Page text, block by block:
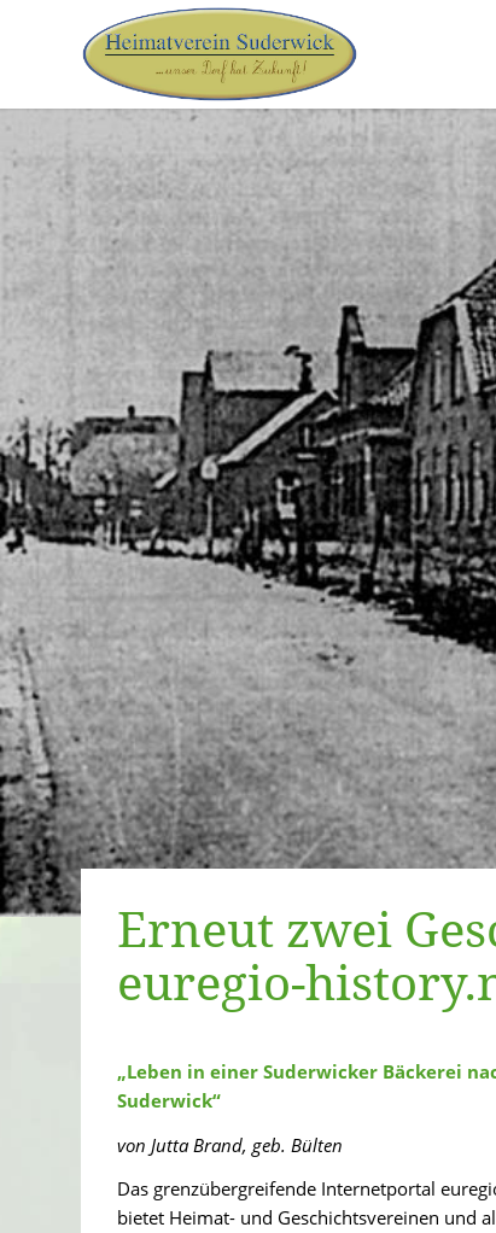
Erneut zwei
euregio-
„Leben in einer Suderwicker Bäckerei
Suderwick“
von Jutta Brand, geb. Bülten
Das grenzübergreifende Internetportal
bietet Heimat- und Geschichtsvereinen und